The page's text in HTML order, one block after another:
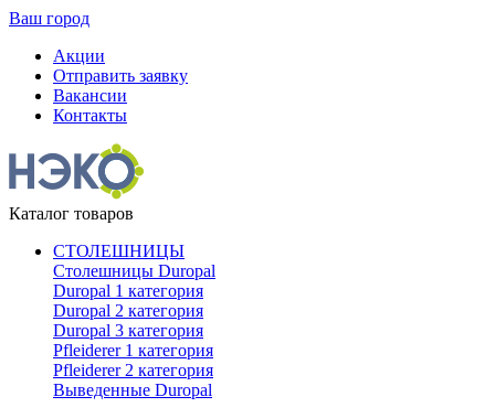
Ваш город
Акции
Отправить заявку
Вакансии
Контакты
Каталог товаров
СТОЛЕШНИЦЫ
Столешницы Duropal
Duropal 1 категория
Duropal 2 категория
Duropal 3 категория
Pfleiderer 1 категория
Pfleiderer 2 категория
Выведенные Duropal